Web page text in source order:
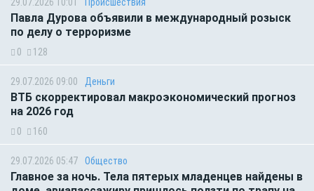
Павла Дурова объявили в международный розыск
по делу о терроризме
0 128
29.07.2026 09:00 Деньги
ВТБ скорректировал макроэкономический прогноз
на 2026 год
0 160
29.07.2026 05:47 Общество
Главное за ночь. Тела пятерых младенцев найдены в